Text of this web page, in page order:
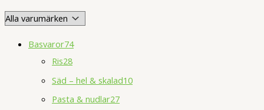
s
Basvaror74
Ris28
Säd – hel & skalad10
Pasta & nudlar27